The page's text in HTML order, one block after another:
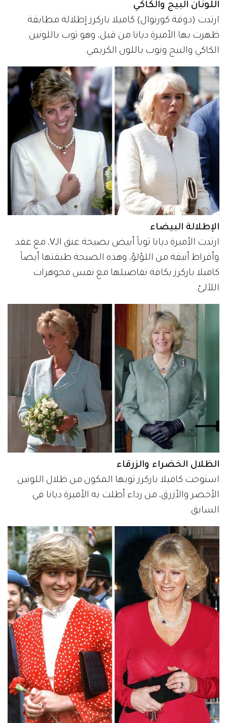
اللونان البيج والكاكي
ارتدت (دوقة كورنوال) كاميلا باركرز إطلالة مطابقة
ظهرت بها الأميرة ديانا من قبل، وهو ثوب باللونين
الكاكي والبيج وتوب باللون الكريمي.
الإطلالة البيضاء
ارتدت الأميرة ديانا ثوباً أبيض بصيحة عنق الـV، مع عقد
وأقراط أنيقة من اللؤلؤ، وهذه الصيحة طبقتها أيضاً
كاميلا باركرز بكافة تفاصيلها مع نفس مجوهرات
اللآلئ.
الظلال الخضراء والزرقاء
استوحت كاميلا باركرز ثوبها المكون من ظلال اللونين
الأخضر والأزرق، من رداء أطلت به الأميرة ديانا في
السابق.